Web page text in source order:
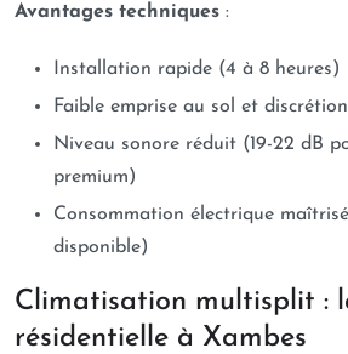
Avantages techniques :
Installation rapide (4 à 8 heures)
Faible emprise au sol et
Niveau sonore réduit (19-22 dB
premium)
Consommation électrique
disponible)
Climatisation multisplit :
résidentielle à Xambes